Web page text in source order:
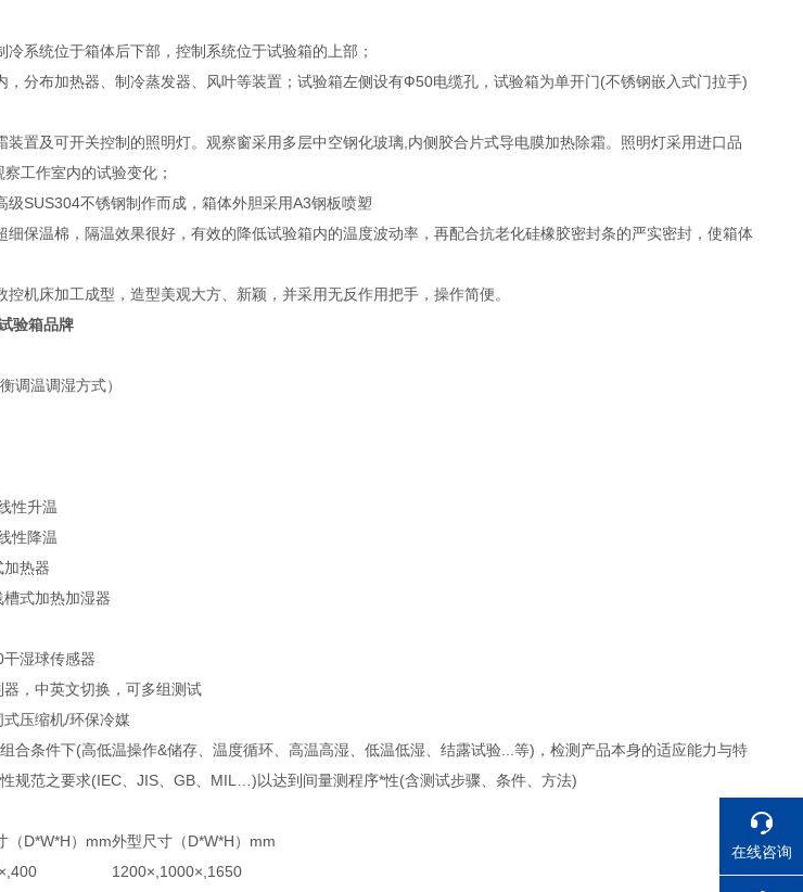
系统位于箱体后下部，控制系统位于试验箱的上部；
，分布加热器、制冷蒸发器、风叶等装置；试验箱左侧设有Ф50电缆孔，试验箱为单开门(不锈钢嵌入式门拉手)
装置及可开关控制的照明灯。观察窗采用多层中空钢化玻璃,内侧胶合片式导电膜加热除霜。照明灯采用进口品
工作室内的试验变化；
级SUS304不锈钢制作而成，箱体外胆采用A3钢板喷塑
细保温棉，隔温效果很好，有效的降低试验箱内的温度波动率，再配合抗老化硅橡胶密封条的严实密封，使箱体
机床加工成型，造型美观大方、新颖，并采用无反作用把手，操作简便。
验箱品牌
调温调湿方式）
性升温
性降温
加热器
式加热加湿器
湿球传感器
，中英文切换，可多组测试
压缩机/环保冷媒
合条件下(高低温操作&储存、温度循环、高温高湿、低温低湿、结露试验...等)，检测产品本身的适应能力与特
规范之要求(IEC、JIS、GB、MIL…)以达到间量测程序*性(含测试步骤、条件、方法)
（D*W*H）mm外型尺寸（D*W*H）mm
1200×,1000×,1650
在线咨询